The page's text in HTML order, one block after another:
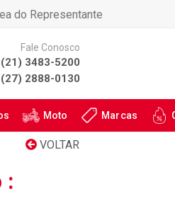
do Representante
Fale Conosco
3483-5200
(27) 2888-0130
Moto Marcas
VOLTAR
: